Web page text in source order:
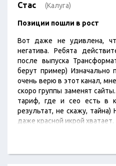
Стас (Калуга)
Позиции пошли в рост
Вот даже не удивлена,
негатива. Ребята
после выпуска
берут пример) Изначально
очень верю в этот канал,
скоро группы заменят
тариф, где и сео есть в
результат, не скажу,
даже красной икрой хватает.